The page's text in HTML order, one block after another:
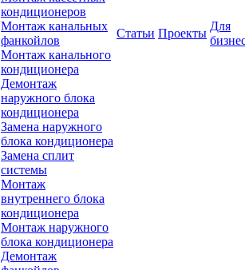
кондиционеров
Монтаж канальных
фанкойлов
Монтаж канального
кондиционера
Демонтаж
наружного блока
кондиционера
Замена наружного
блока кондиционера
Замена сплит
системы
Монтаж
внутреннего блока
кондиционера
Монтаж наружного
блока кондиционера
Демонтаж
Статьи Проекты
Для